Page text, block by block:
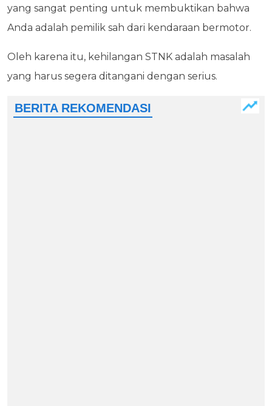
yang sangat penting untuk membuktikan bahwa
Anda adalah pemilik sah dari kendaraan bermotor.
Oleh karena itu, kehilangan STNK adalah masalah
yang harus segera ditangani dengan serius.